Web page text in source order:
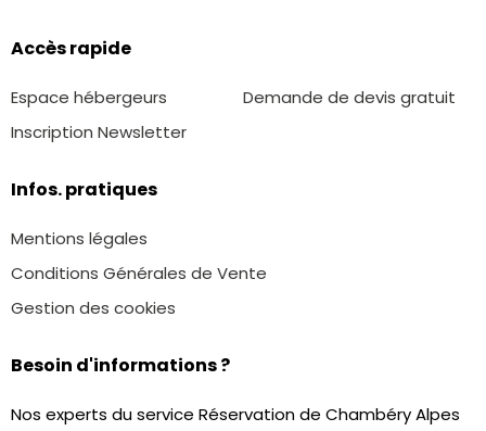
Accès rapide
Espace hébergeurs
Demande de devis gratuit
Inscription Newsletter
Infos. pratiques
Mentions légales
Conditions Générales de Vente
Gestion des cookies
Besoin d'informations ?
Nos experts du service Réservation de Chambéry Alpes